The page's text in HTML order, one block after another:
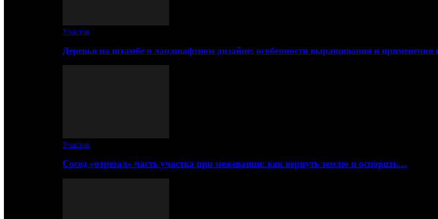
Участок
Деревья на штамбе в ландшафтном дизайне: особенности выращивания и
Участок
Сосед «отрезал» часть участка при межевании: как вернуть землю и оспорить…